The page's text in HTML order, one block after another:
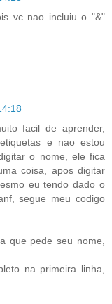
vc nao incluiu o "&"
facil de aprender,
e nao estou
o nome, ele fica
coisa, apos digitar
eu tendo dado o
segue meu codigo
que pede seu nome,
na primeira linha,